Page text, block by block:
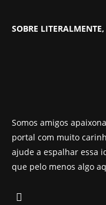
SOBRE
Somos amigos
portal com muito
ajude a espalhar essa
que pelo menos algo